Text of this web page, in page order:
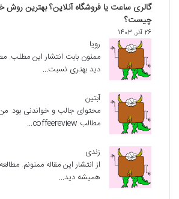
گالری ساعت یا فروشگاه آنلاین؟ بهترین
چیست؟
26 آذر, 1403
رویا
ممنون بابت انتشار این مطلب.
دید بهتری نسبت...
آبتین
محتوای جالب و خواندنی بود.
مطالب coffeereview...
زندی
از انتشار این مقاله ممنونم.
همیشه دید...